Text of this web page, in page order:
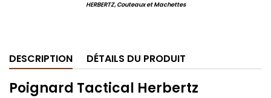
HERBERTZ, Couteaux et Machettes
DESCRIPTION DÉTAILS DU PRODUIT
Poignard Tactical Herbertz